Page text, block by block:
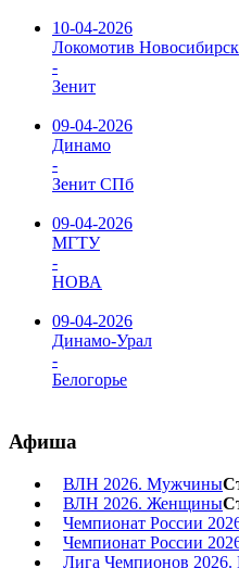
10-04-2026
Локомотив Новосибирск
-
Зенит
09-04-2026
Динамо
-
Зенит СПб
09-04-2026
МГТУ
-
НОВА
09-04-2026
Динамо-Урал
-
Белогорье
Афиша
ВЛН 2026. Мужчины
ВЛН 2026. Женщины
Чемпионат России
Чемпионат России
Лига Чемпионов